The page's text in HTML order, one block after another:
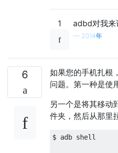
1 adbd对我来
— 2014年
6
如果您的手机扎根
问题。第一种是使
另一个是将其移动
件夹，然后从那里
$ adb shell